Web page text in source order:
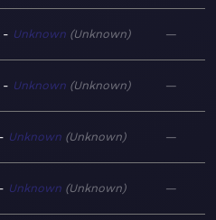
Unknown Unknown —
Unknown Unknown —
Unknown Unknown —
Unknown Unknown —